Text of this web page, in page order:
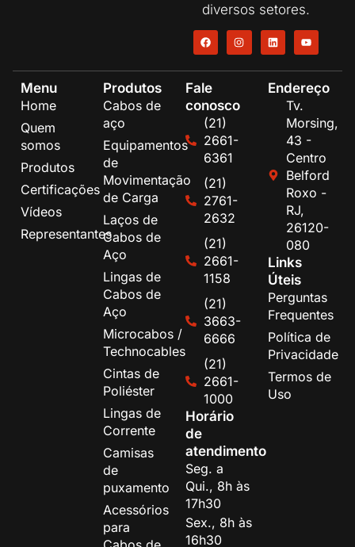
diversos setores.
Menu
Home
Quem
somos
Produtos
Certificações
Vídeos
Representantes
Produtos
Cabos de
aço
Equipamentos
de
Movimentação
de Carga
Laços de
Cabos de
Aço
Lingas de
Cabos de
Aço
Microcabos /
Technocables
Cintas de
Poliéster
Lingas de
Corrente
Camisas
de
puxamento
Acessórios
para
Fale
conosco
(21)
2661-
6361
(21)
2761-
2632
(21)
2661-
1158
(21)
3663-
6666
(21)
2661-
1000
Horário
de
atendimento
Seg. a
Qui., 8h às
17h30
Sex., 8h às
16h30
Endereço
Tv.
Morsing,
43 -
Centro
Belford
Roxo -
RJ,
26120-
080
Links
Úteis
Perguntas
Frequentes
Política de
Privacidade
Termos de
Uso